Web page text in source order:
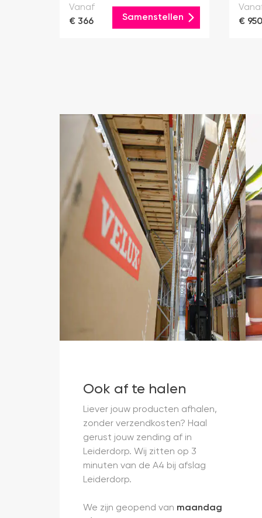
Vanaf
€ 366
Samenstellen
€ 950
Ook af te halen
Liever jouw producten afhalen,
zonder verzendkosten? Haal
gerust jouw zending af in
Leiderdorp. Wij zitten op 3
minuten van de A4 bij afslag
Leiderdorp.
We zijn geopend van maandag